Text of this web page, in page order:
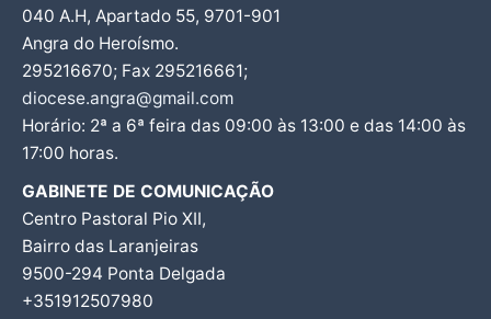
040 A.H, Apartado 55, 9701-901
Angra do Heroísmo.
295216670; Fax 295216661;
diocese.angra@gmail.com
Horário: 2ª a 6ª feira das 09:00 às 13:00 e das 14:00 às
17:00 horas.
GABINETE DE COMUNICAÇÃO
Centro Pastoral Pio XII,
Bairro das Laranjeiras
9500-294 Ponta Delgada
+351912507980